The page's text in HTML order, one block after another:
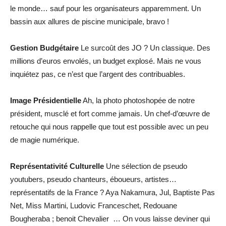
le monde… sauf pour les organisateurs apparemment. Un
bassin aux allures de piscine municipale, bravo !
Gestion Budgétaire Le surcoût des JO ? Un classique. Des
millions d’euros envolés, un budget explosé. Mais ne vous
inquiétez pas, ce n’est que l’argent des contribuables.
Image PrésidentielleAh, la photo photoshopée de notre
président, musclé et fort comme jamais. Un chef-d’œuvre de
retouche qui nous rappelle que tout est possible avec un peu
de magie numérique.
Représentativité Culturelle Une sélection de pseudo
youtubers, pseudo chanteurs, éboueurs, artistes…
représentatifs de la France ? Aya Nakamura, Jul, Baptiste Pas
Net, Miss Martini, Ludovic Franceschet, Redouane
Bougheraba ; benoit Chevalier … On vous laisse deviner qui